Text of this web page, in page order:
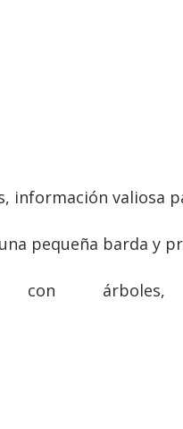
información valiosa
pequeña barda y
árboles,